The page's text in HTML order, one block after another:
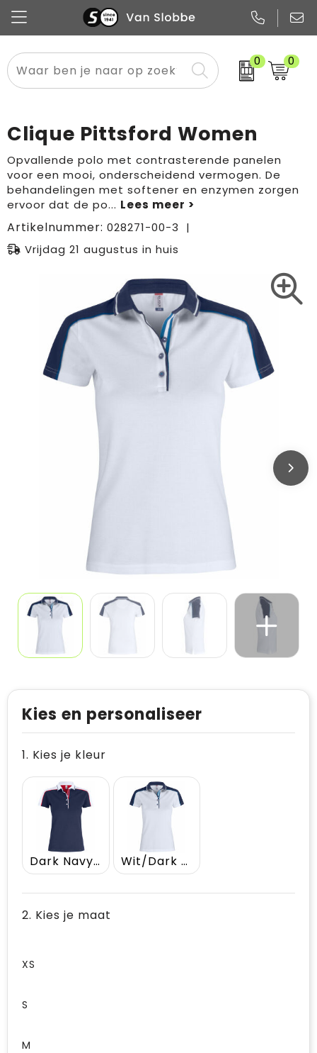
0 0
Alle categorieën
Snoep
Promo
Pennen
Notitieboekjes
Papier
Flessen
Glazen en karaffen
Merken
Meest gekozen
Sportkleding
Overig textiel
Boodschappen- en draagtassen
Sport & vrije tijd
Rugzakken
Clique Pittsford Women
Opvallende polo met contrasterende panelen
voor een mooi, onderscheidend vermogen. De
behandelingen met softener en enzymen zorgen
ervoor dat de po...
Artikelnummer: 028271-00-3
Vrijdag 21 augustus in huis
Kies en personaliseer
1. Kies je kleur
Dark Navy/Wit Wit/Dark Navy
2. Kies je maat
XS
S
M